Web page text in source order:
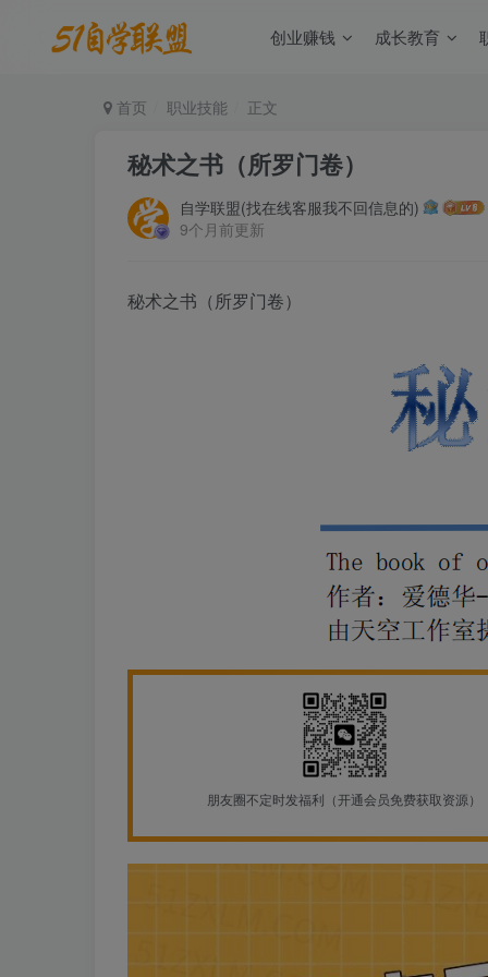
创业赚钱 成长教育
首页 职业技能 正文
秘术之书（所罗门卷）
自学联盟(找在线客服我不回信息的)
9个月前更新
秘术之书（所罗门卷）
朋友圈不定时发福利（开通会员免费获取资源）